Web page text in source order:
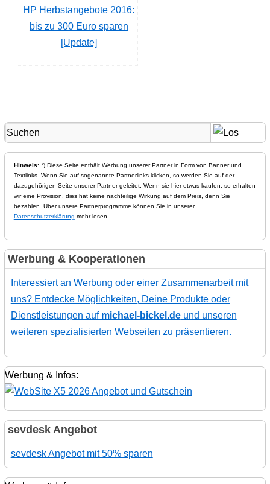
HP Herbstangebote 2016:
bis zu 300 Euro sparen
[Update]
Hinweis: *) Diese Seite enthält Werbung unserer Partner in Form von Banner und
Textlinks. Wenn Sie auf sogenannte Partnerlinks klicken, so werden Sie auf der
dazugehörigen Seite unserer Partner geleitet. Wenn sie hier etwas kaufen, so erhalten
wir eine Provision, dies hat keine nachteilige Wirkung auf dem Preis, denn Sie
bezahlen. Über unsere Partnerprogramme können Sie in unserer
Datenschutzerklärung mehr lesen.
Werbung & Kooperationen
Interessiert an Werbung oder einer Zusammenarbeit mit
uns? Entdecke Möglichkeiten, Deine Produkte oder
Dienstleistungen auf michael-bickel.deund unseren
weiteren spezialisierten Webseiten zu präsentieren.
Werbung & Infos:
sevdesk Angebot
sevdesk Angebot mit 50% sparen